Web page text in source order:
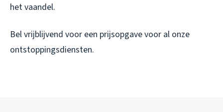
het vaandel.
Bel vrijblijvend voor een prijsopgave voor al onze
ontstoppingsdiensten.